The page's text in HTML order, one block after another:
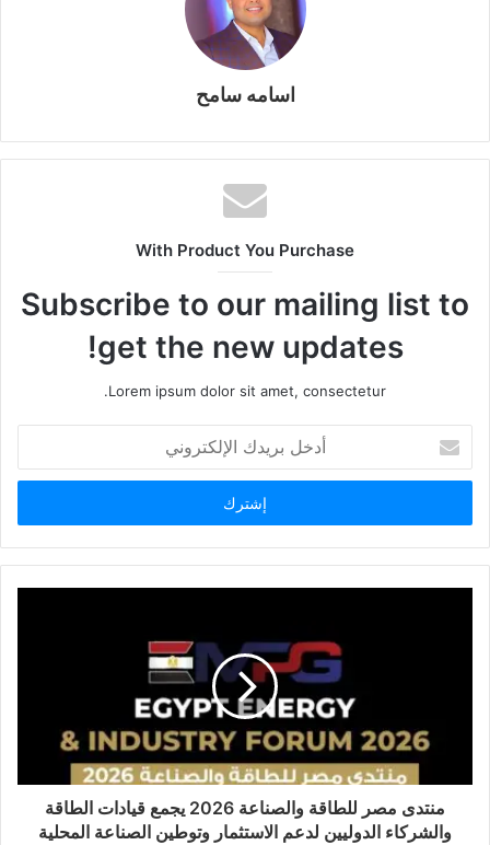
اسامه سامح
With Product You Purchase
Subscribe to our mailing list to
get the new updates!
Lorem ipsum dolor sit amet, consectetur.
بريدك
الإلكتروني
منتدى مصر للطاقة والصناعة 2026 يجمع قيادات الطاقة
والشركاء الدوليين لدعم الاستثمار وتوطين الصناعة المحلية